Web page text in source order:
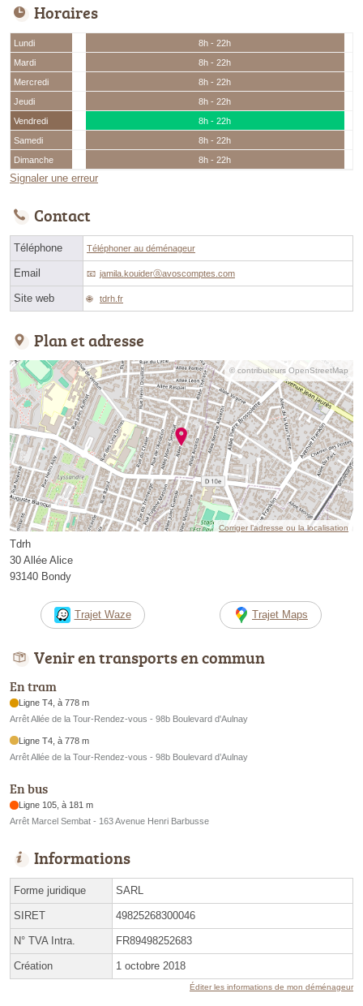
Horaires
Lundi
8h - 22h
Mardi
8h - 22h
Mercredi
8h - 22h
Jeudi
8h - 22h
Vendredi
8h - 22h
Samedi
8h - 22h
Dimanche
8h - 22h
Signaler une erreur
Contact
Téléphone Téléphoner au déménageur
Email jamila.kouiderⓐavoscomptes.com
Site web tdrh.fr
Plan et adresse
© contributeurs OpenStreetMap
Corriger l’adresse ou la localisation
Tdrh
30 Allée Alice
93140 Bondy
Trajet Waze Trajet Maps
Venir en transports en commun
En tram
Ligne T4, à 778 m
Arrêt Allée de la Tour-Rendez-vous - 98b Boulevard d'Aulnay
Ligne T4, à 778 m
Arrêt Allée de la Tour-Rendez-vous - 98b Boulevard d’Aulnay
En bus
Ligne 105, à 181 m
Arrêt Marcel Sembat - 163 Avenue Henri Barbusse
Informations
Forme juridique SARL
SIRET 49825268300046
N° TVA Intra. FR89498252683
Création 1 octobre 2018
Éditer les informations de mon déménageur